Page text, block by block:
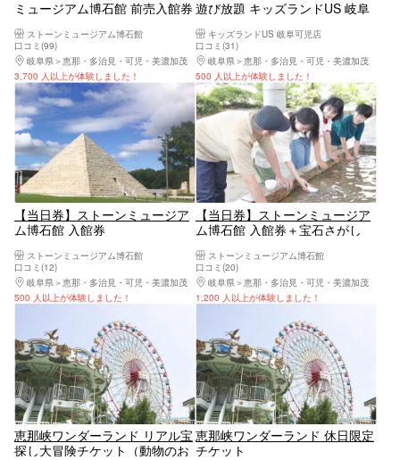
ミュージアム博石館 前売入館券
ストーンミュージアム博石館
口コミ(99)
岐阜県
恵那・多治見・可児・美濃加茂
3,700 人以上が体験しました！
遊び放題 キッズランドUS 岐阜
キッズランドUS 岐阜可児店
口コミ(31)
岐阜県
恵那・多治見・可児・美濃加茂
500 人以上が体験しました！
【当日券】ストーンミュージア
ム博石館 入館券
ストーンミュージアム博石館
口コミ(12)
岐阜県
恵那・多治見・可児・美濃加茂
500 人以上が体験しました！
【当日券】ストーンミュージア
ム博石館 入館券＋宝石さがし
ストーンミュージアム博石館
口コミ(20)
岐阜県
恵那・多治見・可児・美濃加茂
1,200 人以上が体験しました！
恵那峡ワンダーランド リアル宝
探し大冒険チケット（動物のお
恵那峡ワンダーランド 休日限定
チケット